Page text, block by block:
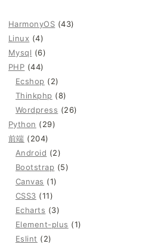
HarmonyOS (43)
Linux (4)
Mysql (6)
PHP (44)
Ecshop (2)
Thinkphp (8)
Wordpress (26)
Python (29)
前端 (204)
Android (2)
Bootstrap (5)
Canvas (1)
CSS3 (11)
Echarts (3)
Element-plus (1)
Eslint (2)